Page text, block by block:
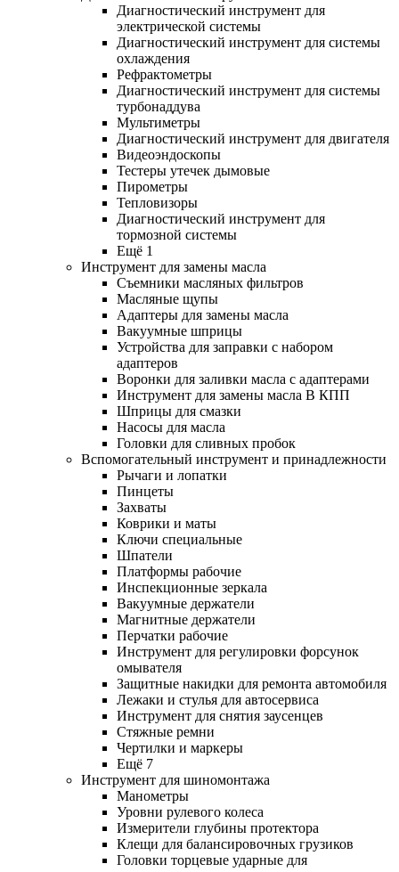
Диагностический инструмент для
электрической системы
Диагностический инструмент для системы
охлаждения
Рефрактометры
Диагностический инструмент для системы
турбонаддува
Мультиметры
Диагностический инструмент для двигателя
Видеоэндоскопы
Тестеры утечек дымовые
Пирометры
Тепловизоры
Диагностический инструмент для
тормозной системы
Ещё 1
Инструмент для замены масла
Съемники масляных фильтров
Масляные щупы
Адаптеры для замены масла
Вакуумные шприцы
Устройства для заправки с набором
адаптеров
Воронки для заливки масла с адаптерами
Инструмент для замены масла В КПП
Шприцы для смазки
Насосы для масла
Головки для сливных пробок
Вспомогательный инструмент и принадлежности
Рычаги и лопатки
Пинцеты
Захваты
Коврики и маты
Ключи специальные
Шпатели
Платформы рабочие
Инспекционные зеркала
Вакуумные держатели
Магнитные держатели
Перчатки рабочие
Инструмент для регулировки форсунок
омывателя
Защитные накидки для ремонта автомобиля
Лежаки и стулья для автосервиса
Инструмент для снятия заусенцев
Стяжные ремни
Чертилки и маркеры
Ещё 7
Инструмент для шиномонтажа
Манометры
Уровни рулевого колеса
Измерители глубины протектора
Клещи для балансировочных грузиков
Головки торцевые ударные для